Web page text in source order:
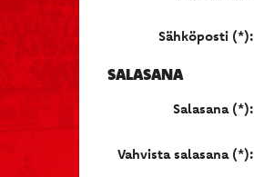
Sähköposti (*):
SALASANA
Salasana (*):
Vahvista salasana (*):